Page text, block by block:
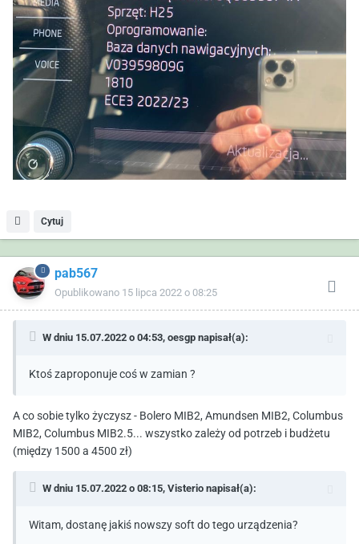
Cytuj
pab567
Opublikowano 15 lipca 2022 o 08:25
W dniu 15.07.2022 o 04:53, oesgp napisał(a):
Ktoś zaproponuje coś w zamian ?
A co sobie tylko życzysz - Bolero MIB2, Amundsen MIB2, Columbus
MIB2, Columbus MIB2.5... wszystko zależy od potrzeb i budżetu
(między 1500 a 4500 zł)
W dniu 15.07.2022 o 08:15, Visterio napisał(a):
Witam, dostanę jakiś nowszy soft do tego urządzenia?